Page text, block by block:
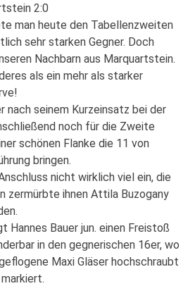
2:0
man heute den Tabellenzweiten
sehr starken Gegner. Doch
Nachbarn aus Marquartstein.
als ein mehr als starker
nach seinem Kurzeinsatz bei der
noch für die Zweite
schönen Flanke die 11 von
bringen.
nicht wirklich viel ein, die
zermürbte ihnen Attila Buzogany
Hannes Bauer jun. einen Freistoß
in den gegnerischen 16er, wo
Maxi Gläser hochschraubt